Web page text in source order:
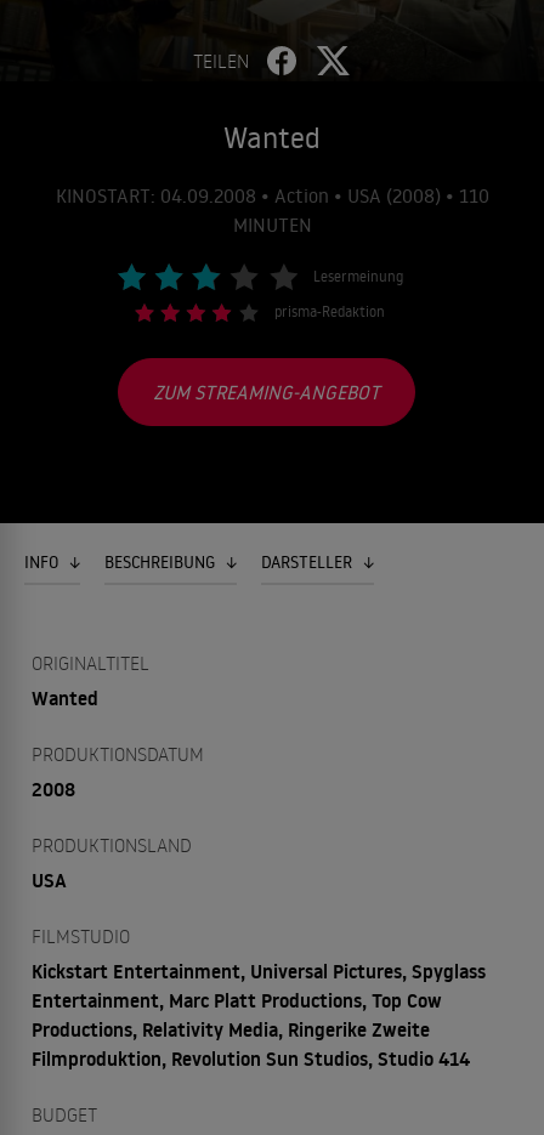
TEILEN
Wanted
KINOSTART: 04.09.2008 • Action • USA (2008) • 110
MINUTEN
Lesermeinung
prisma-Redaktion
ZUM STREAMING-ANGEBOT
INFO BESCHREIBUNG DARSTELLER
ORIGINALTITEL
Wanted
PRODUKTIONSDATUM
2008
PRODUKTIONSLAND
USA
FILMSTUDIO
Kickstart Entertainment, Universal Pictures, Spyglass
Entertainment, Marc Platt Productions, Top Cow
Productions, Relativity Media, Ringerike Zweite
Filmproduktion, Revolution Sun Studios, Studio 414
BUDGET